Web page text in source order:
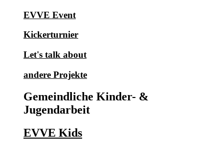
EVVE Event
Kickerturnier
Let's talk about
andere Projekte
Gemeindliche Kinder- &
Jugendarbeit
EVVE Kids